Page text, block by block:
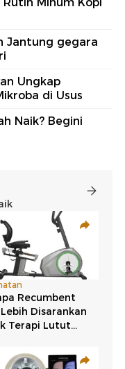
Jantung gegara
Ungkap
di Usus
Naik? Begini